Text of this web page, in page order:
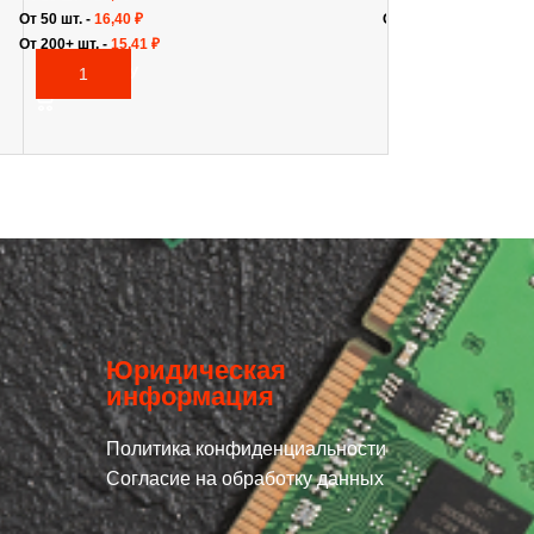
В КОРЗИНУ
От 50 шт. - 16,40 ₽
От 200+ шт. - 15,41 ₽
От 50+ шт. -
Юридическая
информация
Политика конфиденциальности
Согласие на обработку данных